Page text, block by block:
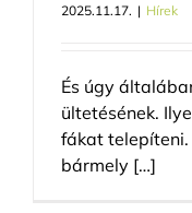
2025.11.17. | Hírek
És úgy
ültetésének.
fákat
bármely […]